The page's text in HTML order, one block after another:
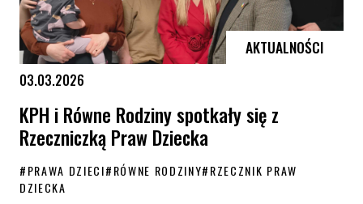
AKTUALNOŚCI
03.03.2026
KPH i Równe Rodziny spotkały się z
Rzeczniczką Praw Dziecka
#PRAWA DZIECI#RÓWNE RODZINY#RZECZNIK PRAW
DZIECKA